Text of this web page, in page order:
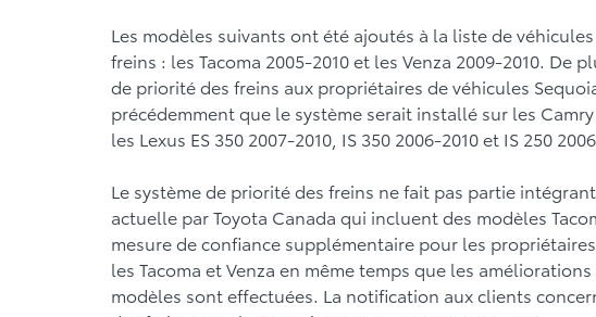
Les modèles suivants ont été ajoutés à la liste de
freins : les Tacoma 2005-2010 et les Venza 2009-2010. De
de priorité des freins aux propriétaires de véhicules
précédemment que le système serait installé sur les
les Lexus ES 350 2007-2010, IS 350 2006-2010 et IS 250
Le système de priorité des freins ne fait pas partie
actuelle par Toyota Canada qui incluent des modèles
mesure de confiance supplémentaire pour les
les Tacoma et Venza en même temps que les
modèles sont effectuées. La notification aux clients